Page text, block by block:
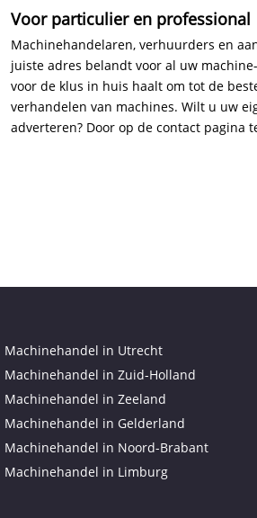
Voor particulier en professional
Machinehandelaren, verhuurders en
juiste adres belandt voor al uw
voor de klus in huis haalt om tot de
verhandelen van machines. Wilt u uw
adverteren? Door op de contact
Machinehandel in Utrecht
Machinehandel in Zuid-Holland
Machinehandel in Zeeland
Machinehandel in Gelderland
Machinehandel in Noord-Brabant
Machinehandel in Limburg